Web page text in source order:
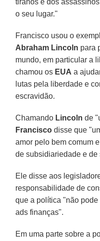
o seu lugar."
Francisco usou o
Abraham Lincoln para
mundo, em particular a
chamou os EUA a
lutas pela liberdade e
escravidão.
Chamando Lincoln de
Francisco disse que
amor pelo bem comum
de subsidiariedade e
Ele disse aos
responsabilidade de
que a política "não
ads finanças".
Em uma parte sobre a